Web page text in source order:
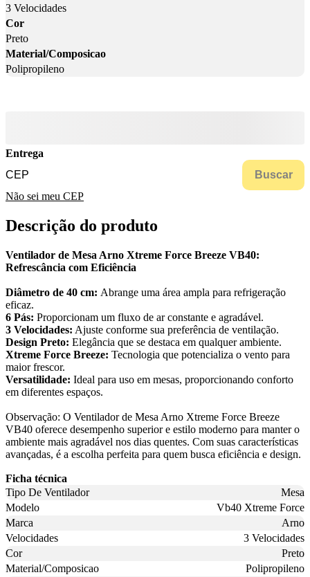
3 Velocidades
Cor
Preto
Material/Composicao
Polipropileno
Entrega
Buscar
Não sei meu CEP
Descrição do produto
Ventilador de Mesa Arno Xtreme Force Breeze VB40:
Refrescância com Eficiência
Diâmetro de 40 cm: Abrange uma área ampla para refrigeração
eficaz.
6 Pás: Proporcionam um fluxo de ar constante e agradável.
3 Velocidades: Ajuste conforme sua preferência de ventilação.
Design Preto: Elegância que se destaca em qualquer ambiente.
Xtreme Force Breeze: Tecnologia que potencializa o vento para
maior frescor.
Versatilidade: Ideal para uso em mesas, proporcionando conforto
em diferentes espaços.
Observação: O Ventilador de Mesa Arno Xtreme Force Breeze
VB40 oferece desempenho superior e estilo moderno para manter o
ambiente mais agradável nos dias quentes. Com suas características
avançadas, é a escolha perfeita para quem busca eficiência e design.
Ficha técnica
Tipo De Ventilador
Mesa
Modelo
Vb40 Xtreme Force
Marca
Arno
Velocidades
3 Velocidades
Cor
Preto
Material/Composicao
Polipropileno